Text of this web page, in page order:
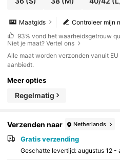
Controleer mijn
Maatgids
93% vond het waarheidsgetrouw
Niet je maat? Vertel ons
Alle maat worden verzonden vanuit
aanbiedt.
Meer opties
Regelmatig
Verzenden naar Netherlands
Gratis verzending
Geschatte levertijd: augustus 12 -